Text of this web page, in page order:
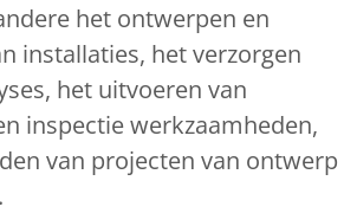
het ontwerpen en
installaties, het verzorgen
het uitvoeren van
inspectie werkzaamheden,
van projecten van ontwerp